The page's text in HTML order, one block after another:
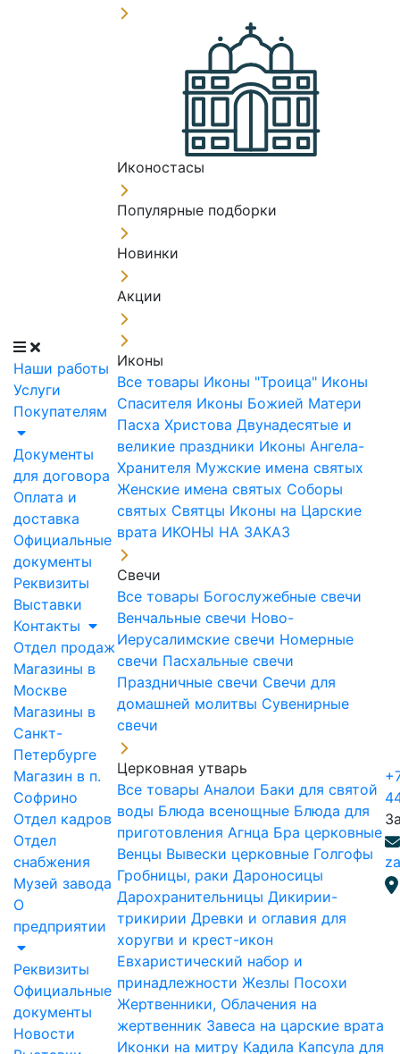
Наши работы
Услуги
Покупателям
Документы
для договора
Оплата и
доставка
Официальные
документы
Реквизиты
Выставки
Контакты
Отдел продаж
Магазины в
Москве
Магазины в
Санкт-
Петербурге
Магазин в п.
Софрино
Отдел кадров
Отдел
снабжения
Музей завода
О
предприятии
Реквизиты
Официальные
документы
Новости
Иконостасы
Популярные подборки
Новинки
Акции
Иконы
Все товары Иконы "Троица" Иконы
Спасителя Иконы Божией Матери
Пасха Христова Двунадесятые и
великие праздники Иконы Ангела-
Хранителя Мужские имена святых
Женские имена святых Соборы
святых Святцы Иконы на Царские
врата ИКОНЫ НА ЗАКАЗ
Свечи
Все товары Богослужебные свечи
Венчальные свечи Ново-
Иерусалимские свечи Номерные
свечи Пасхальные свечи
Праздничные свечи Свечи для
домашней молитвы Сувенирные
свечи
Церковная утварь
Все товары Аналои Баки для святой
воды Блюда всенощные Блюда для
приготовления Агнца Бра церковные
Венцы Вывески церковные Голгофы
Гробницы, раки Дароносицы
Дарохранительницы Дикирии-
трикирии Древки и оглавия для
хоругви и крест-икон
Евхаристический набор и
принадлежности Жезлы Посохи
Жертвенники, Облачения на
жертвенник Завеса на царские врата
Иконки на митру Кадила Капсула для